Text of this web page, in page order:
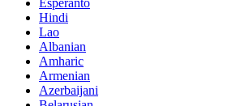
Esperanto
Hindi
Lao
Albanian
Amharic
Armenian
Azerbaijani